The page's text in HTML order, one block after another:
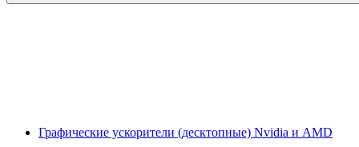
Графические ускорители (десктопные) Nvidia и AMD